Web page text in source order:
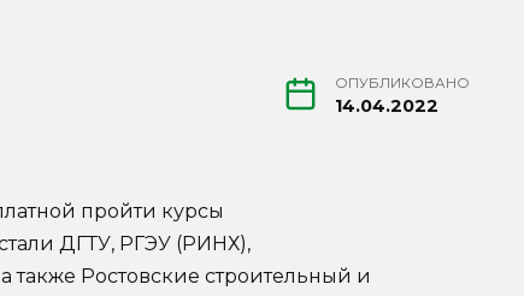
ОПУБЛИКОВАНО
14.04.2022
пройти курсы
ДГТУ, РГЭУ (РИНХ),
также Ростовские строительный и